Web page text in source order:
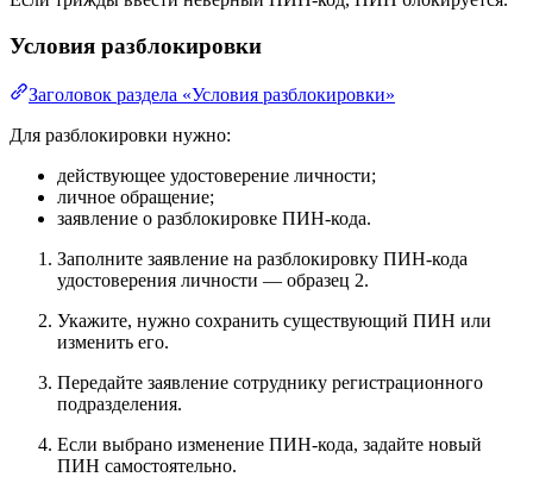
Условия разблокировки
Заголовок раздела «Условия разблокировки»
Для разблокировки нужно:
действующее удостоверение личности;
личное обращение;
заявление о разблокировке ПИН-кода.
Заполните заявление на разблокировку ПИН-кода
удостоверения личности — образец 2.
Укажите, нужно сохранить существующий ПИН или
изменить его.
Передайте заявление сотруднику регистрационного
подразделения.
Если выбрано изменение ПИН-кода, задайте новый
ПИН самостоятельно.